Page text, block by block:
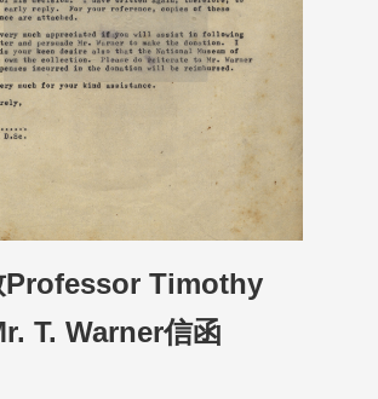
Professor Timothy
T. Warner信函